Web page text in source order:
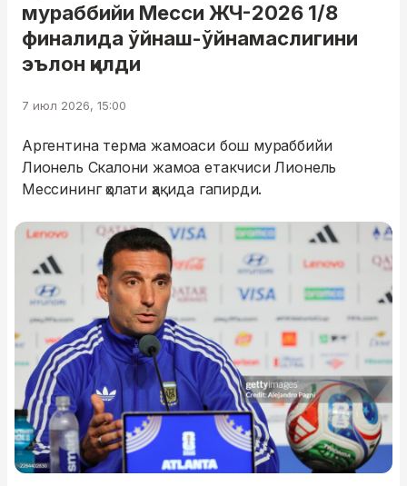
мураббийи Месси ЖЧ-2026 1/8
финалида ўйнаш-ўйнамаслигини
эълон қилди
7 июл 2026, 15:00
Аргентина терма жамоаси бош мураббийи
Лионель Скалони жамоа етакчиси Лионель
Мессининг ҳолати ҳақида гапирди.